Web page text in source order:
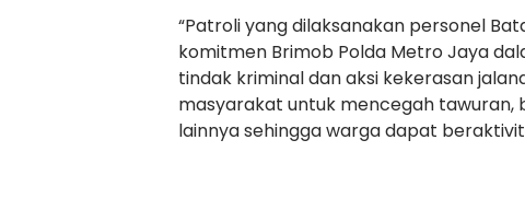
“Patroli yang dilaksanakan personel
komitmen Brimob Polda Metro Jaya
tindak kriminal dan aksi kekerasan
masyarakat untuk mencegah tawuran,
lainnya sehingga warga dapat